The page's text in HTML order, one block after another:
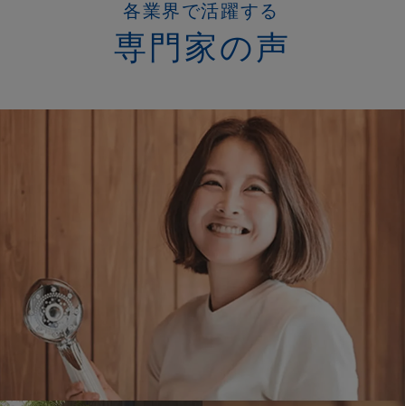
各業界で活躍する
専門家の声